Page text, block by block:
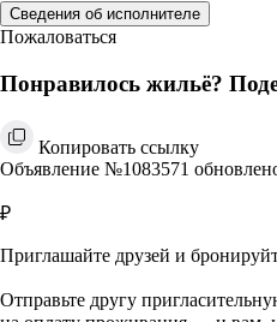
Сведения об исполнителе
Пожаловаться
Понравилось жильё?
Копировать ссылку
Объявление №1083571
₽
Приглашайте друзей и
Отправьте другу